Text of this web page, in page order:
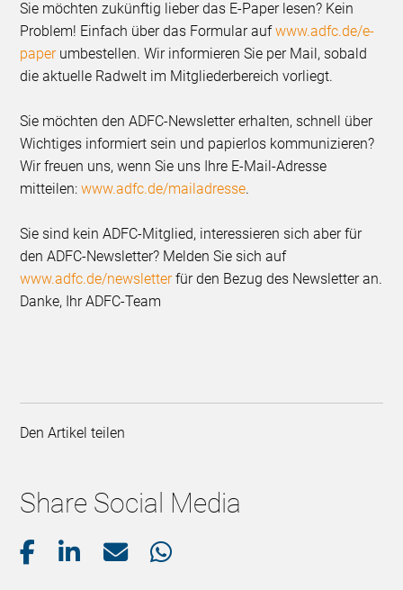
Sie möchten zukünftig lieber das E-Paper lesen? Kein
Problem! Einfach über das Formular aufwww.adfc.de/e-
paperumbestellen. Wir informieren Sie per Mail, sobald
die aktuelle Radwelt im Mitgliederbereich vorliegt.
Sie möchten den ADFC-Newsletter erhalten, schnell über
Wichtiges informiert sein und papierlos kommunizieren?
Wir freuen uns, wenn Sie uns Ihre E-Mail-Adresse
mitteilen:www.adfc.de/mailadresse.
Sie sind kein ADFC-Mitglied, interessieren sich aber für
den ADFC-Newsletter? Melden Sie sich auf
www.adfc.de/newsletterfür den Bezug des Newsletter an.
Danke, Ihr ADFC-Team
Den Artikel teilen
Share Social Media